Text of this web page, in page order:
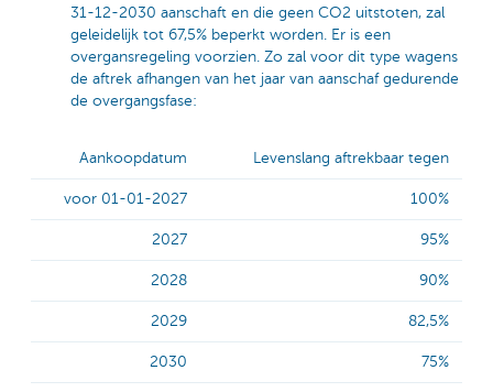
31-12-2030 aanschaft en die geen CO2 uitstoten, zal
geleidelijk tot 67,5% beperkt worden. Er is een
overgansregeling voorzien. Zo zal voor dit type wagens
de aftrek afhangen van het jaar van aanschaf gedurende
de overgangsfase:
Aankoopdatum Levenslang aftrekbaar tegen
voor 01-01-2027 100%
2027 95%
2028 90%
2029 82,5%
2030 75%